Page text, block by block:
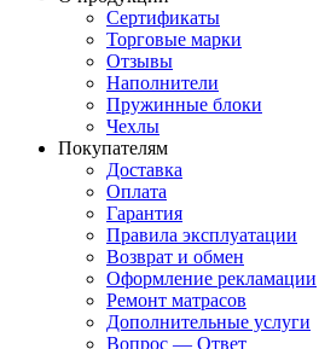
Сертификаты
Торговые марки
Отзывы
Наполнители
Пружинные блоки
Чехлы
Покупателям
Доставка
Оплата
Гарантия
Правила эксплуатации
Возврат и обмен
Оформление рекламации
Ремонт матрасов
Дополнительные услуги
Вопрос — Ответ